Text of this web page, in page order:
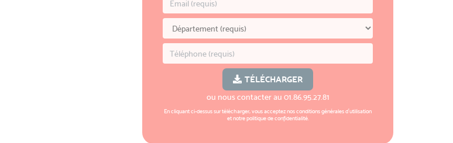
TÉLÉCHARGER
ou nous contacter au 01.86.95.27.81
En cliquant ci-dessus sur télécharger, vous acceptez nosconditions générales d'utilisation
et notrepolitique de confidentialité.